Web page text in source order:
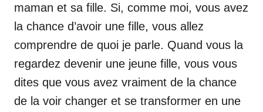
maman et sa fille. Si, comme moi, vous avez
la chance d’avoir une fille, vous allez
comprendre de quoi je parle. Quand vous la
regardez devenir une jeune fille, vous vous
dites que vous avez vraiment de la chance
de la voir changer et se transformer en une